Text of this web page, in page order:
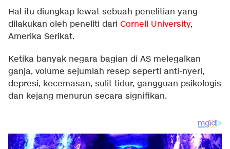
Hal itu diungkap lewat sebuah penelitian yang
dilakukan oleh peneliti dari Cornell University,
Amerika Serikat.
Ketika banyak negara bagian di AS melegalkan
ganja, volume sejumlah resep seperti anti-nyeri,
depresi, kecemasan, sulit tidur, gangguan psikologis
dan kejang menurun secara signifikan.